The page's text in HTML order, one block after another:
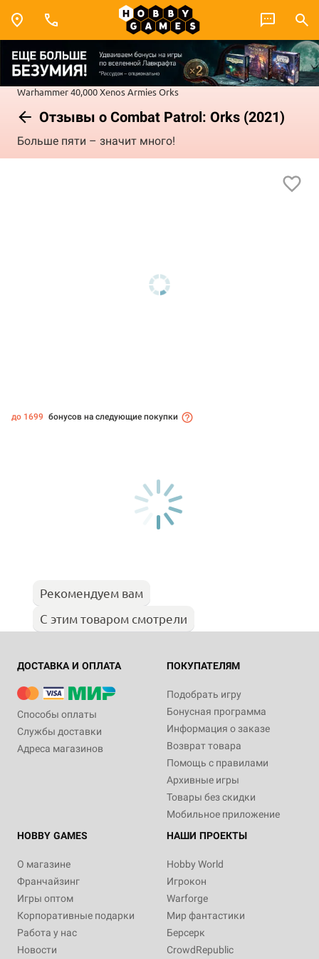
Warhammer 40,000Xenos ArmiesOrks
Отзывы о Combat Patrol: Orks (2021)
Больше пяти – значит много!
до 1699 бонусов на следующие покупки
Рекомендуем вам
С этим товаром смотрели
ДОСТАВКА И ОПЛАТА
Способы оплаты
Службы доставки
Адреса магазинов
ПОКУПАТЕЛЯМ
Подобрать игру
Бонусная программа
Информация о заказе
Возврат товара
Помощь с правилами
Архивные игры
Товары без скидки
Мобильное приложение
HOBBY GAMES
О магазине
Франчайзинг
Игры оптом
Корпоративные подарки
Работа у нас
Новости
НАШИ ПРОЕКТЫ
Hobby World
Игрокон
Warforge
Мир фантастики
Берсерк
CrowdRepublic